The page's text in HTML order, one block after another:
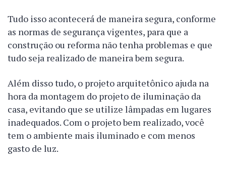
Tudo isso acontecerá de maneira segura, conforme
as normas de segurança vigentes, para que a
construção ou reforma não tenha problemas e que
tudo seja realizado de maneira bem segura.
Além disso tudo, o projeto arquitetônico ajuda na
hora da montagem do projeto de iluminação da
casa, evitando que se utilize lâmpadas em lugares
inadequados. Com o projeto bem realizado, você
tem o ambiente mais iluminado e com menos
gasto de luz.